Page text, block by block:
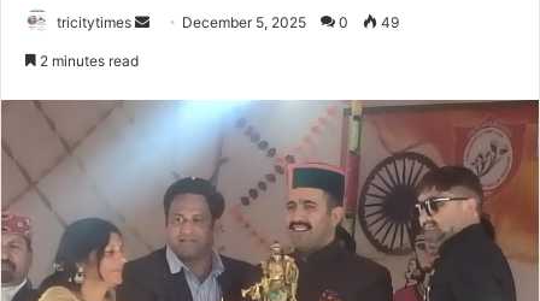
tricitytimes
Send December 5, 2025 0 49
2 minutes read